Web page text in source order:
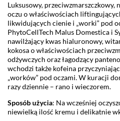
Luksusowy, przeciwzmarszczkowy,
oczu o właściwościach
likwidujących cienie i „worki” pod
PhytoCellTech Malus Domestica i
nawilżający kwas hialuronowy,
kokosa o właściwościach
odżywczych oraz łagodzący
wchodzi także kofeina
„worków” pod oczami. W kuracji
razy dziennie – rano i wieczorem.
Sposób użycia: Na wcześniej
niewielką ilość kremu i delikatnie